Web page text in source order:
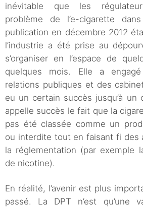
inévitable que les
problème de l’e-cigarette
publication en décembre 2012
l’industrie a été prise au
s’organiser en l’espace de
quelques mois. Elle a
relations publiques et des
eu un certain succès jusqu’à un
appelle succès le fait que la
pas été classée comme un
ou interdite tout en faisant fi des
la réglementation (par exemple
de nicotine).
En réalité, l’avenir est plus
passé. La DPT n’est qu’une